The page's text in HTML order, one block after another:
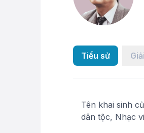
Tiểu sử
Tên khai sinh
dân tộc, Nhạc